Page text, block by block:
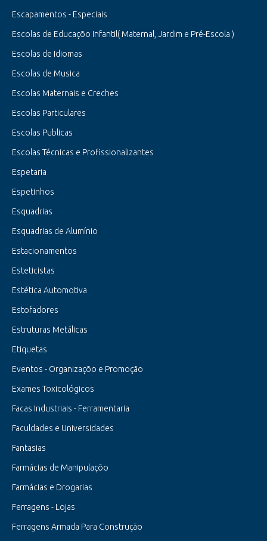
Escapamentos - Especiais
Escolas de Educaçõo Infantil( Maternal, Jardim e Pré-Escola )
Escolas de Idiomas
Escolas de Musica
Escolas Maternais e Creches
Escolas Particulares
Escolas Publicas
Escolas Técnicas e Profissionalizantes
Espetaria
Espetinhos
Esquadrias
Esquadrias de Alumínio
Estacionamentos
Esteticistas
Estética Automotiva
Estofadores
Estruturas Metálicas
Etiquetas
Eventos - Organizaçõo e Promoção
Exames Toxicológicos
Facas Industriais - Ferramentaria
Faculdades e Universidades
Fantasias
Farmácias de Manipulaçõo
Farmácias e Drogarias
Ferragens - Lojas
Ferragens Armada Para Construção